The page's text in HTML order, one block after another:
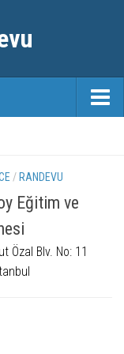
/ RANDEVU
Eğitim ve
Özal Blv. No: 11